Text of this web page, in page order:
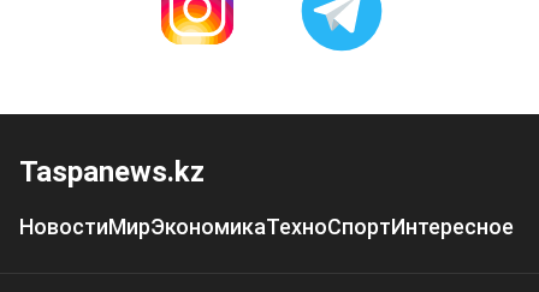
Taspanews.kz
НовостиМирЭкономикаТехноСпортИнтересное